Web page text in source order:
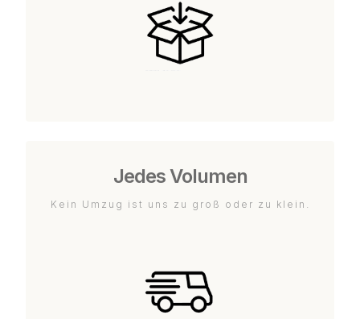
Jedes Volumen
Kein Umzug ist uns zu groß oder zu klein.